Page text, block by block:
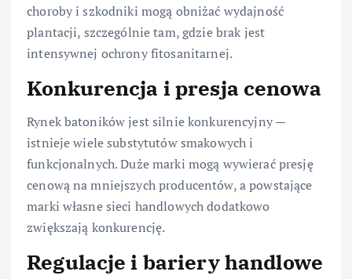
choroby i szkodniki mogą obniżać wydajność
plantacji, szczególnie tam, gdzie brak jest
intensywnej ochrony fitosanitarnej.
Konkurencja i presja cenowa
Rynek batoników jest silnie konkurencyjny —
istnieje wiele substytutów smakowych i
funkcjonalnych. Duże marki mogą wywierać presję
cenową na mniejszych producentów, a powstające
marki własne sieci handlowych dodatkowo
zwiększają konkurencję.
Regulacje i bariery handlowe